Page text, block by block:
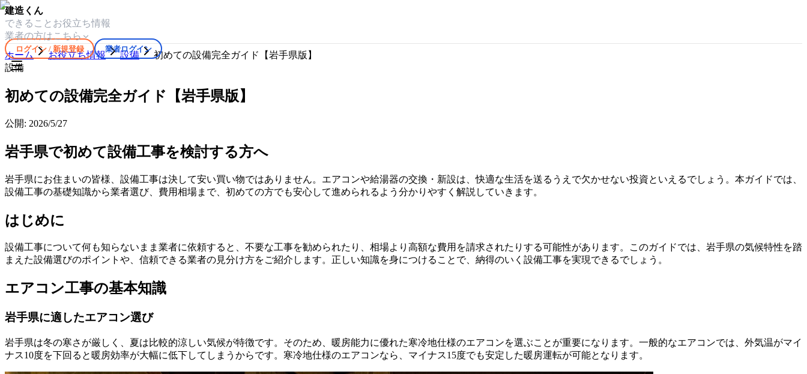
建造くん
できること お役立ち情報
業者の方はこちら
ログイン / 新規登録 業者ログイン
ホーム お役立ち情報 設備
初めての設備完全ガイド【岩手県版】
設備
初めての設備完全ガイド【岩手県版】
公開: 2026/5/27
岩手県で初めて設備工事を検討する方へ
岩手県にお住まいの皆様、設備工事は決して安い買い物ではありません。エアコンや給湯器の交換・新設は、快適な生活を送るうえで欠かせない投資といえるでしょう。本ガイドでは、
設備工事の基礎知識から業者選び、費用相場まで、初めての方でも安心して進められるよう分かりやすく解説していきます。
はじめに
設備工事について何も知らないまま業者に依頼すると、不要な工事を勧められたり、相場より高額な費用を請求されたりする可能性があります。このガイドでは、岩手県の気候特性を踏
まえた設備選びのポイントや、信頼できる業者の見分け方をご紹介します。正しい知識を身につけることで、納得のいく設備工事を実現できるでしょう。
エアコン工事の基本知識
岩手県に適したエアコン選び
岩手県は冬の寒さが厳しく、夏は比較的涼しい気候が特徴です。そのため、暖房能力に優れた寒冷地仕様のエアコンを選ぶことが重要になります。一般的なエアコンでは、外気温がマイ
ナス10度を下回ると暖房効率が大幅に低下してしまうからです。寒冷地仕様のエアコンなら、マイナス15度でも安定した暖房運転が可能となります。